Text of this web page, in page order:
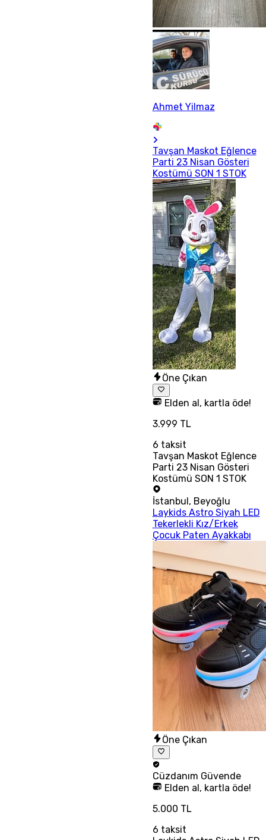
Ahmet Yilmaz
Tavşan Maskot Eğlence
Parti 23 Nisan Gösteri
Kostümü SON 1 STOK
Öne Çıkan
Elden al, kartla öde!
3.999 TL
6 taksit
Tavşan Maskot Eğlence
Parti 23 Nisan Gösteri
Kostümü SON 1 STOK
İstanbul , Beyoğlu
Laykids Astro Siyah LED
Tekerlekli Kız/Erkek
Çocuk Paten Ayakkabı
Öne Çıkan
Cüzdanım Güvende
Elden al, kartla öde!
5.000 TL
6 taksit